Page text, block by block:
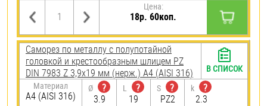
Цена:
18р. 60коп.
Саморез по металлу с полупотайной
головкой и крестообразным шлицем PZ
DIN 7983 Z 3,9х19 мм (нерж.) A4 (AISI 316)
Материал
A4 (AISI 316)
Ø
?
3.9
L
?
19
S
?
PZ2
k
?
2.3
В СПИСОК